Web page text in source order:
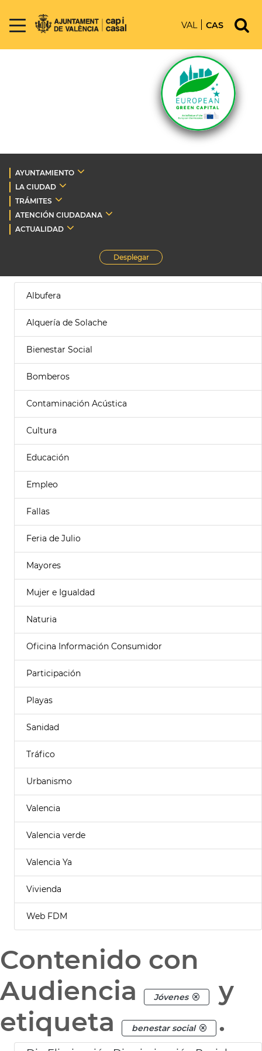
VAL CAS
AYUNTAMIENTO
LA CIUDAD
TRÁMITES
ATENCIÓN CIUDADANA
ACTUALIDAD
Desplegar
Albufera
Alquería de Solache
Bienestar Social
Bomberos
Contaminación Acústica
Cultura
Educación
Empleo
Fallas
Feria de Julio
Mayores
Mujer e Igualdad
Naturia
Oficina Información Consumidor
Participación
Playas
Sanidad
Tráfico
Urbanismo
Valencia
Valencia verde
Valencia Ya
Vivienda
Web FDM
Contenido con
Audiencia
Jóvenes
y
etiqueta
benestar social .